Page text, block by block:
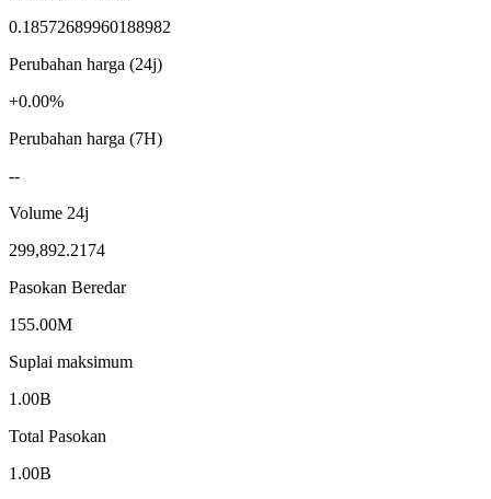
0.18572689960188982
Perubahan harga (24j)
+0.00%
Perubahan harga (7H)
--
Volume 24j
299,892.2174
Pasokan Beredar
155.00M
Suplai maksimum
1.00B
Total Pasokan
1.00B